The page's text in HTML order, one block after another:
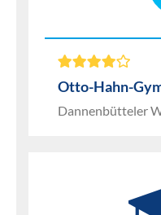
Otto-Hahn-
Dannenbütteler